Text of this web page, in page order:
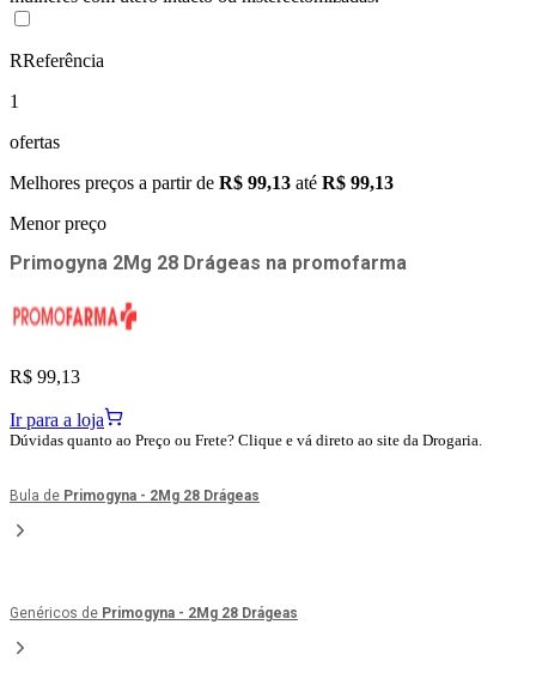
RReferência
1
ofertas
Melhores preços a partir de R$ 99,13 até R$ 99,13
Menor preço
Primogyna 2Mg 28 Drágeas na promofarma
R$ 99,13
Ir para a loja
Dúvidas quanto ao Preço ou Frete? Clique e vá direto ao site da Drogaria.
Bula de Primogyna - 2Mg 28 Drágeas
Genéricos de Primogyna - 2Mg 28 Drágeas